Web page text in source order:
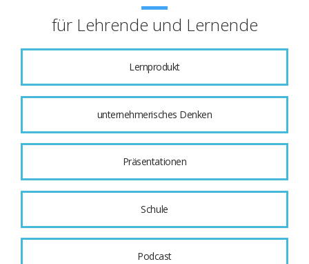
für Lehrende und Lernende
Lernprodukt
unternehmerisches Denken
Präsentationen
Schule
Podcast